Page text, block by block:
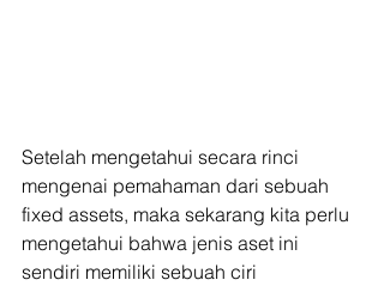
Setelah mengetahui secara rinci
mengenai pemahaman dari sebuah
fixed assets, maka sekarang kita perlu
mengetahui bahwa jenis aset ini
sendiri memiliki sebuah ciri